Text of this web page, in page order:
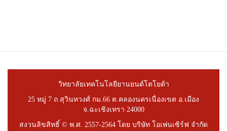
วิทยาลัยเทคโนโลยียานยนต์โตโยต้า
25 หมู่ 7 ถ.สุวินทวงศ์ กม.66 ต.คลองนครเนื่องเขต อ.เมือง
จ.ฉะเชิงเทรา 24000
สงวนลิขสิทธิ์ © พ.ศ. 2557-2564 โดย บริษัท โอเพ่นเซิร์ฟ จำกัด